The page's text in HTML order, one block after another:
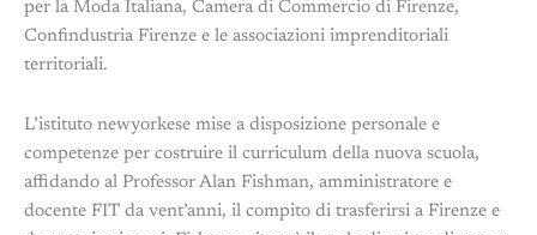
per la Moda Italiana, Camera di Commercio di Firenze,
Confindustria Firenze e le associazioni imprenditoriali
territoriali.
L’istituto newyorkese mise a disposizione personale e
competenze per costruire il curriculum della nuova scuola,
affidando al Professor Alan Fishman, amministratore e
docente FIT da vent’anni, il compito di trasferirsi a Firenze e